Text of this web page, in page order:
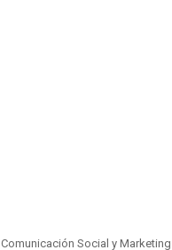
Comunicación Social y Marketing